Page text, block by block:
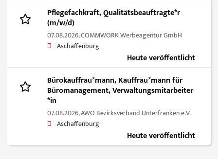
Pflegefachkraft, Qualitätsbeauftragte*r
(m/w/d)
07.08.2026,COMMWORK Werbeagentur GmbH
Aschaffenburg
Heute veröffentlicht
Bürokauffrau*mann, Kauffrau*mann für
Büromanagement, Verwaltungsmitarbeiter
*in
07.08.2026,AWO Bezirksverband Unterfranken e.V.
Aschaffenburg
Heute veröffentlicht